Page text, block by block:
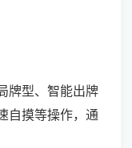
牌型、智能出牌
自摸等操作，通